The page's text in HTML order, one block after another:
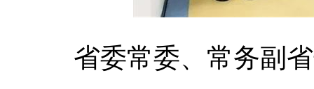
省委常委、常务副省